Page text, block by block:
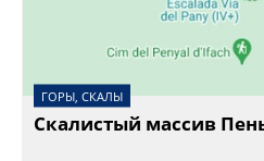
ГОРЫ, СКАЛЫ
Скалистый массив